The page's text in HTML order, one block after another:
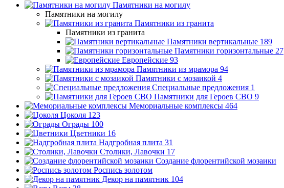
Памятники на могилу
Памятники на могилу
Памятники из гранита
Памятники из гранита
Памятники вертикальные 189
Памятники горизонтальные 27
Европейские 93
Памятники из мрамора 94
Памятники с мозаикой 4
Специальные предложения 1
Памятники для Героев СВО 9
Мемориальные комплексы 464
Цоколя 123
Ограды 100
Цветники 16
Надгробная плита 31
Столики, Лавочки 17
Создание флорентийской мозаики
Роспись золотом
Декор на памятник 104